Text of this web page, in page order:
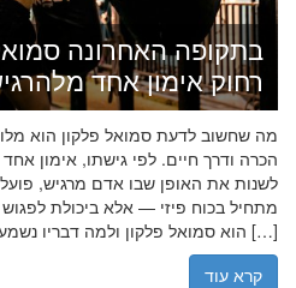
בתקופה האחרונה
רחוק אימון אחד
מה שחשוב לדעת סמואל פלקון הוא
הכרה ודרך חיים. לפי גישתו, אימון
לשנות את האופן שבו אדם מרגיש,
מתחיל בכוח פיזי — אלא ביכולת
הוא סמואל פלקון ולמה דבריו נשמעים אחרת? סמואל פלקון […]
קרא עוד